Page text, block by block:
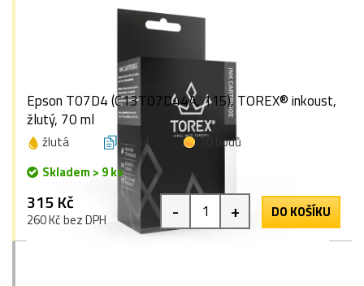
Epson T07D4 (C13T07D44A, 115), TOREX® inkoust,
žlutý, 70 ml
žlutá 70 ml
20 bodů
Skladem > 9 ks
315 Kč
260 Kč bez DPH - + DO KOŠÍKU